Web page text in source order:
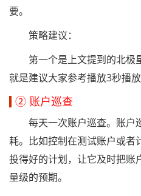
要。
策略建议：
第一个是上文提到的北极
就是建议大家参考播放3秒播放
② 账户巡查
每天一次账户巡查。账户
耗。比如控制在测试账户或者
投得好的计划，让它及时把账
量级的预期。